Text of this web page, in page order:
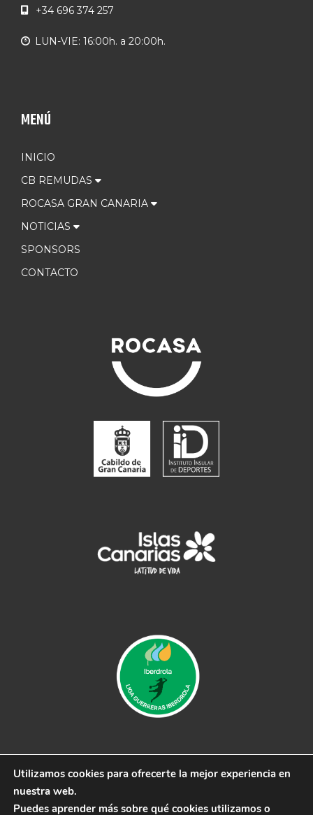
+34 696 374 257
LUN-VIE: 16:00h. a 20:00h.
MENÚ
INICIO
CB REMUDAS
ROCASA GRAN CANARIA
NOTICIAS
SPONSORS
CONTACTO
© 2019 CB Remudas - Desarrollado por3COM
Utilizamos cookies para ofrecerte la mejor experiencia en
nuestra web.
Puedes aprender más sobre qué cookies utilizamos o